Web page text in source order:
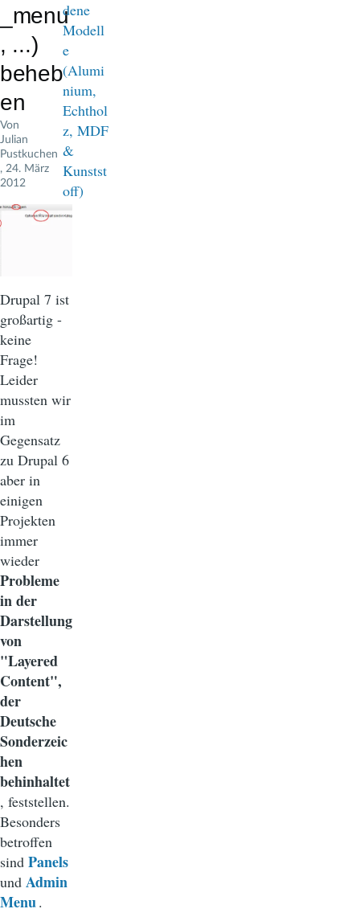
_menu
, ...)
beheb
en
Von
Julian
Pustkuchen
, 24. März
2012
Drupal 7 ist
großartig -
keine
Frage!
Leider
mussten wir
im
Gegensatz
zu Drupal 6
aber in
einigen
Projekten
immer
wieder
Probleme
in der
Darstellung
von
"Layered
Content",
der
Deutsche
Sonderzeic
hen
behinhaltet
, feststellen.
Besonders
betroffen
sind Panels
und Admin
Menu.